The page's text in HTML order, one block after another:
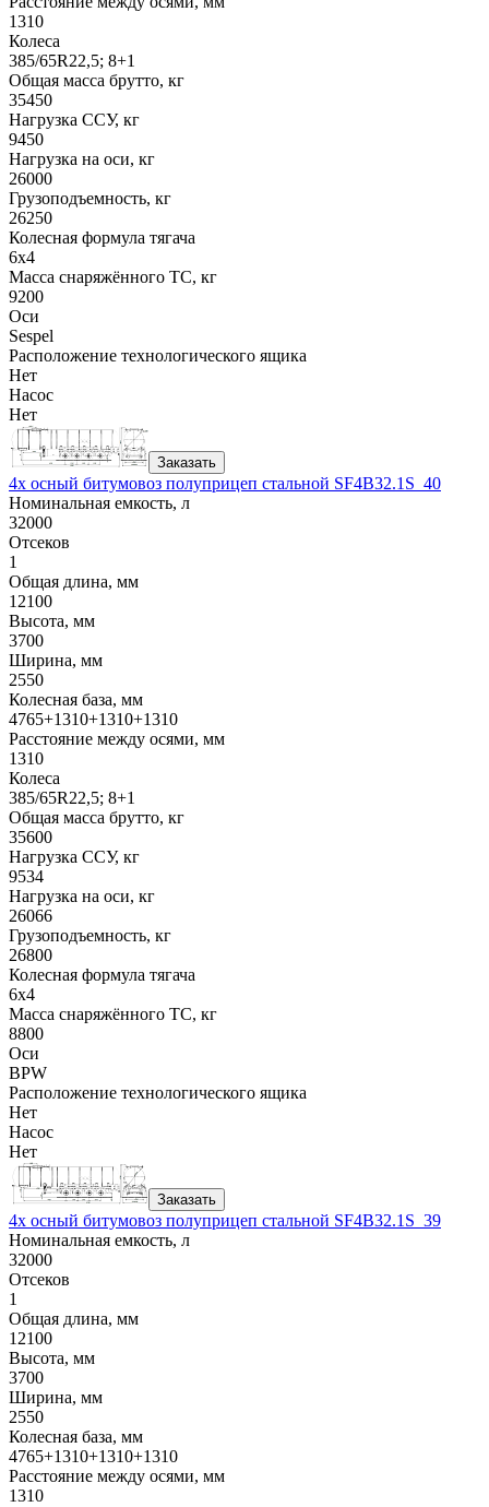
1310
Колеса
385/65R22,5; 8+1
Общая масса брутто, кг
35450
Нагрузка ССУ, кг
9450
Нагрузка на оси, кг
26000
Грузоподъемность, кг
26250
Колесная формула тягача
6x4
Масса снаряжённого ТС, кг
9200
Оси
Sespel
Расположение технологического ящика
Нет
Насос
Нет
Заказать
4х осный битумовоз полуприцеп стальной SF4B32.1S_40
Номинальная емкость, л
32000
Отсеков
1
Общая длина, мм
12100
Высота, мм
3700
Ширина, мм
2550
Колесная база, мм
4765+1310+1310+1310
Расстояние между осями, мм
1310
Колеса
385/65R22,5; 8+1
Общая масса брутто, кг
35600
Нагрузка ССУ, кг
9534
Нагрузка на оси, кг
26066
Грузоподъемность, кг
26800
Колесная формула тягача
6x4
Масса снаряжённого ТС, кг
8800
Оси
BPW
Расположение технологического ящика
Нет
Насос
Нет
Заказать
4х осный битумовоз полуприцеп стальной SF4B32.1S_39
Номинальная емкость, л
32000
Отсеков
1
Общая длина, мм
12100
Высота, мм
3700
Ширина, мм
2550
Колесная база, мм
4765+1310+1310+1310
Расстояние между осями, мм
1310